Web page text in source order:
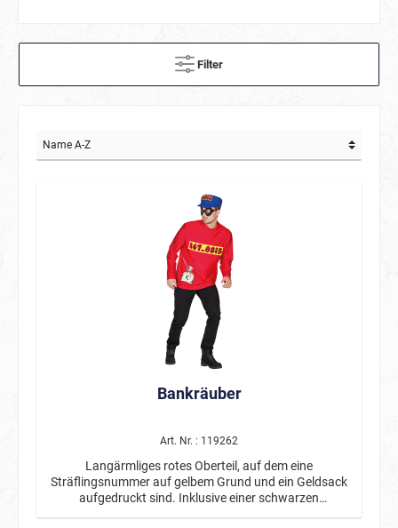
Filter
Bankräuber
Art. Nr. : 119262
Langärmliges rotes Oberteil, auf dem eine
Sträflingsnummer auf gelbem Grund und ein Geldsack
aufgedruckt sind. Inklusive einer schwarzen